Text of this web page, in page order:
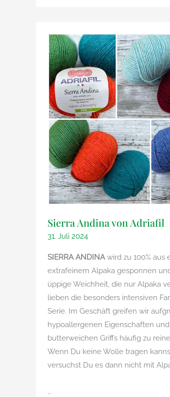
Sierra Andina von Adriafil
31. Juli 2024
SIERRA ANDINAwird zu 100% aus
extrafeinem Alpaka gesponnen
üppige Weichheit, die nur Alpaka
lieben die besonders intensiven
Serie. Im Geschäft greifen wir
hypoallergenen Eigenschaften
butterweichen Griffs häufig zu
Wenn Du keine Wolle tragen
versuchst Du es dann nicht mit
…